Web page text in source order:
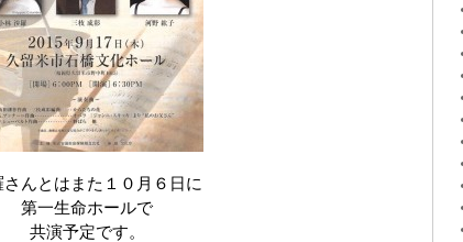
さんとはまた１０月６日に
第一生命ホールで
共演予定です。